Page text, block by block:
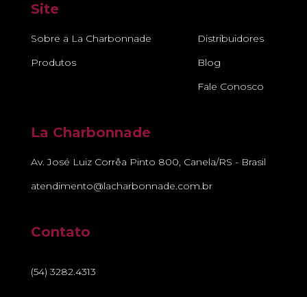
Site
Sobre a La Charbonnade
Produtos
Distribuidores
Blog
Fale Conosco
La Charbonnade
Av. José Luiz Corrêa Pinto 800, Canela/RS - Brasil
atendimento@lacharbonnade.com.br
Contato
(54) 3282.4313